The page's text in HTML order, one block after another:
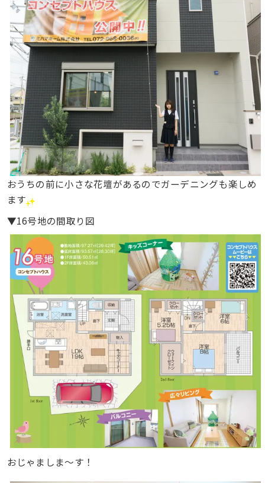
おうちの前に小さな花壇があるのでガーデニングも楽しめ
ます
▼16号地の間取り図
おじゃましま〜す！